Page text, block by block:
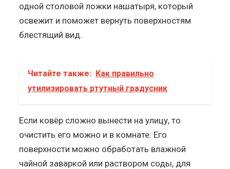
одной столовой ложки нашатыря, который
освежит и поможет вернуть поверхностям
блестящий вид.
Читайте также: Как правильно
утилизировать ртутный градусник
Если ковёр сложно вынести на улицу, то
очистить его можно и в комнате. Его
поверхности можно обработать влажной
чайной заваркой или раствором соды, для